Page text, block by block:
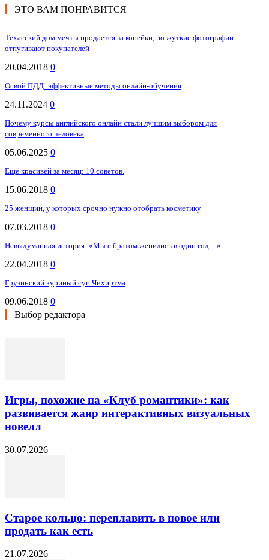
ЭТО ВАМ ПОНРАВИТСЯ
Техасский дом мечты продается за копейки, но жуткие фотографии
отпугивают покупателей
20.04.2018 0
Освой ПДД: эффективные методы онлайн-обучения
24.11.2024 0
Почему курсы английского онлайн стали лучшим выбором для
современного человека
05.06.2025 0
Ещё красивей за месяц: 10 советов.
15.06.2018 0
25 женщин, у которых срочно нужно отобрать косметику
07.03.2018 0
Невыдуманная история: «Мы с братом женились в один год…»
22.04.2018 0
Грузинский куриный суп Чихиртма
09.06.2018 0
Выбор редактора
Игры, похожие на «Клуб романтики»: как
развивается жанр интерактивных визуальных
новелл
30.07.2026
Старое кольцо: переплавить в новое или
продать как есть
21.07.2026